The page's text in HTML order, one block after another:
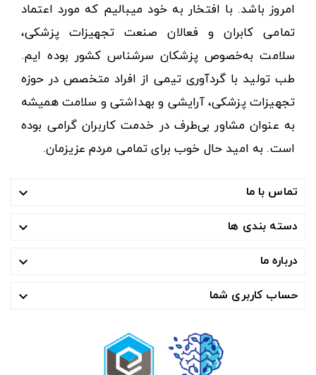
امروز باشد. با افتخار به خود میبالیم که مورد اعتماد
تمامی کابران و فعالان صنعت تجهیزات پزشکی،
سلامت به‌خصوص پزشکان سرشناس کشور بوده ایم.
طب تولید با گردآوری تیمی از افراد متخصص در حوزه
تجهیزات پزشکی، آرایشی و بهداشتی و سلامت همیشه
به عنوان مشاور بی‌طرف در خدمت کاربران گرامی بوده
است. به امید حال خوب برای تمامی مردم عزیزمان.
تماس با ما 
دسته بندی ها 
درباره ما 
حساب کاربری شما 